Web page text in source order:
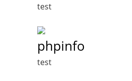
test
phpinfo
test